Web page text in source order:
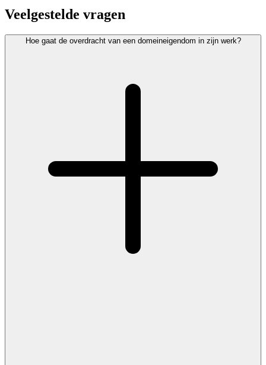
Veelgestelde vragen
Hoe gaat de overdracht van een domeineigendom in zijn werk?